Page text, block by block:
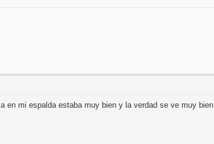
en mi espalda estaba muy bien y la verdad se ve muy bien